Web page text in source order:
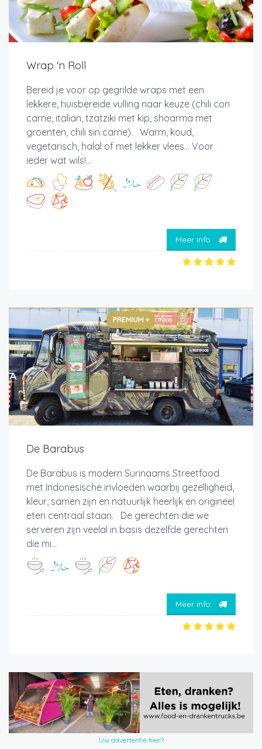
Wrap 'n Roll
Bereid je voor op gegrilde wraps met een
lekkere, huisbereide vulling naar keuze (chili con
carne, italian, tzatziki met kip, shoarma met
groenten, chili sin carne). Warm, koud,
vegetarisch, halal of met lekker vlees... Voor
ieder wat wils!...
Meer info
PREMIUM +
De Barabus
De Barabus is modern Surinaams Streetfood
met Indonesische invloeden waarbij gezelligheid,
kleur, samen zijn en natuurlijk heerlijk en origineel
eten centraal staan. De gerechten die we
serveren zijn veelal in basis dezelfde gerechten
die mi...
Meer info
Uw advertentie hier?